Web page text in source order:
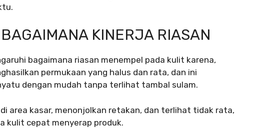
KINERJA RIASAN
bagaimana riasan menempel pada kulit karena,
permukaan yang halus dan rata, dan ini
dengan mudah tanpa terlihat tambal sulam.
area kasar, menonjolkan retakan, dan terlihat tidak rata,
kulit cepat menyerap produk.